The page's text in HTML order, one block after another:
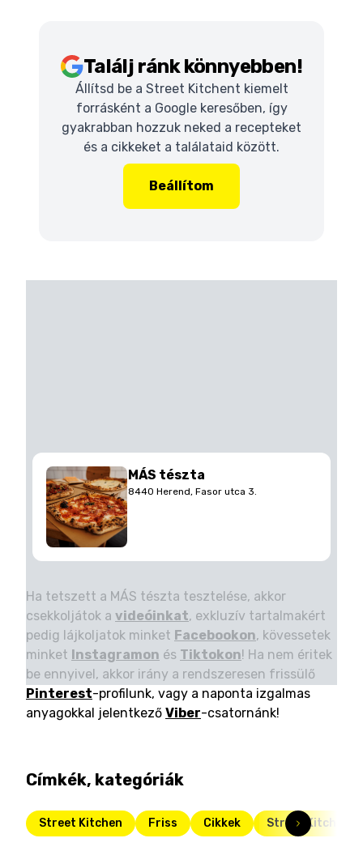
Találj ránk könnyebben!
Állítsd be a Street Kitchent kiemelt
forrásként a Google keresőben, így
gyakrabban hozzuk neked a recepteket
és a cikkeket a találataid között.
Beállítom
MÁS tészta
8440 Herend, Fasor utca 3.
Ha tetszett a MÁS tészta tesztelése, akkor
csekkoljátok a videóinkat, exkluzív tartalmakért
pedig lájkoljatok minket Facebookon, kövessetek
minket Instagramon és Tiktokon! Ha nem éritek
be ennyivel, akkor irány a rendszeresen frissülő
Pinterest-profilunk, vagy a naponta izgalmas
anyagokkal jelentkező Viber-csatornánk!
Címkék, kategóriák
Street Kitchen Friss Cikkek Street Kitchen